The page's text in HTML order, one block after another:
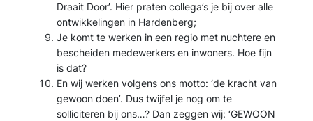
Draait Door’. Hier praten collega’s je bij over alle
ontwikkelingen in Hardenberg;
Je komt te werken in een regio met nuchtere en
bescheiden medewerkers en inwoners. Hoe fijn
is dat?
En wij werken volgens ons motto: ‘de kracht van
gewoon doen’. Dus twijfel je nog om te
solliciteren bij ons…? Dan zeggen wij: ‘GEWOON